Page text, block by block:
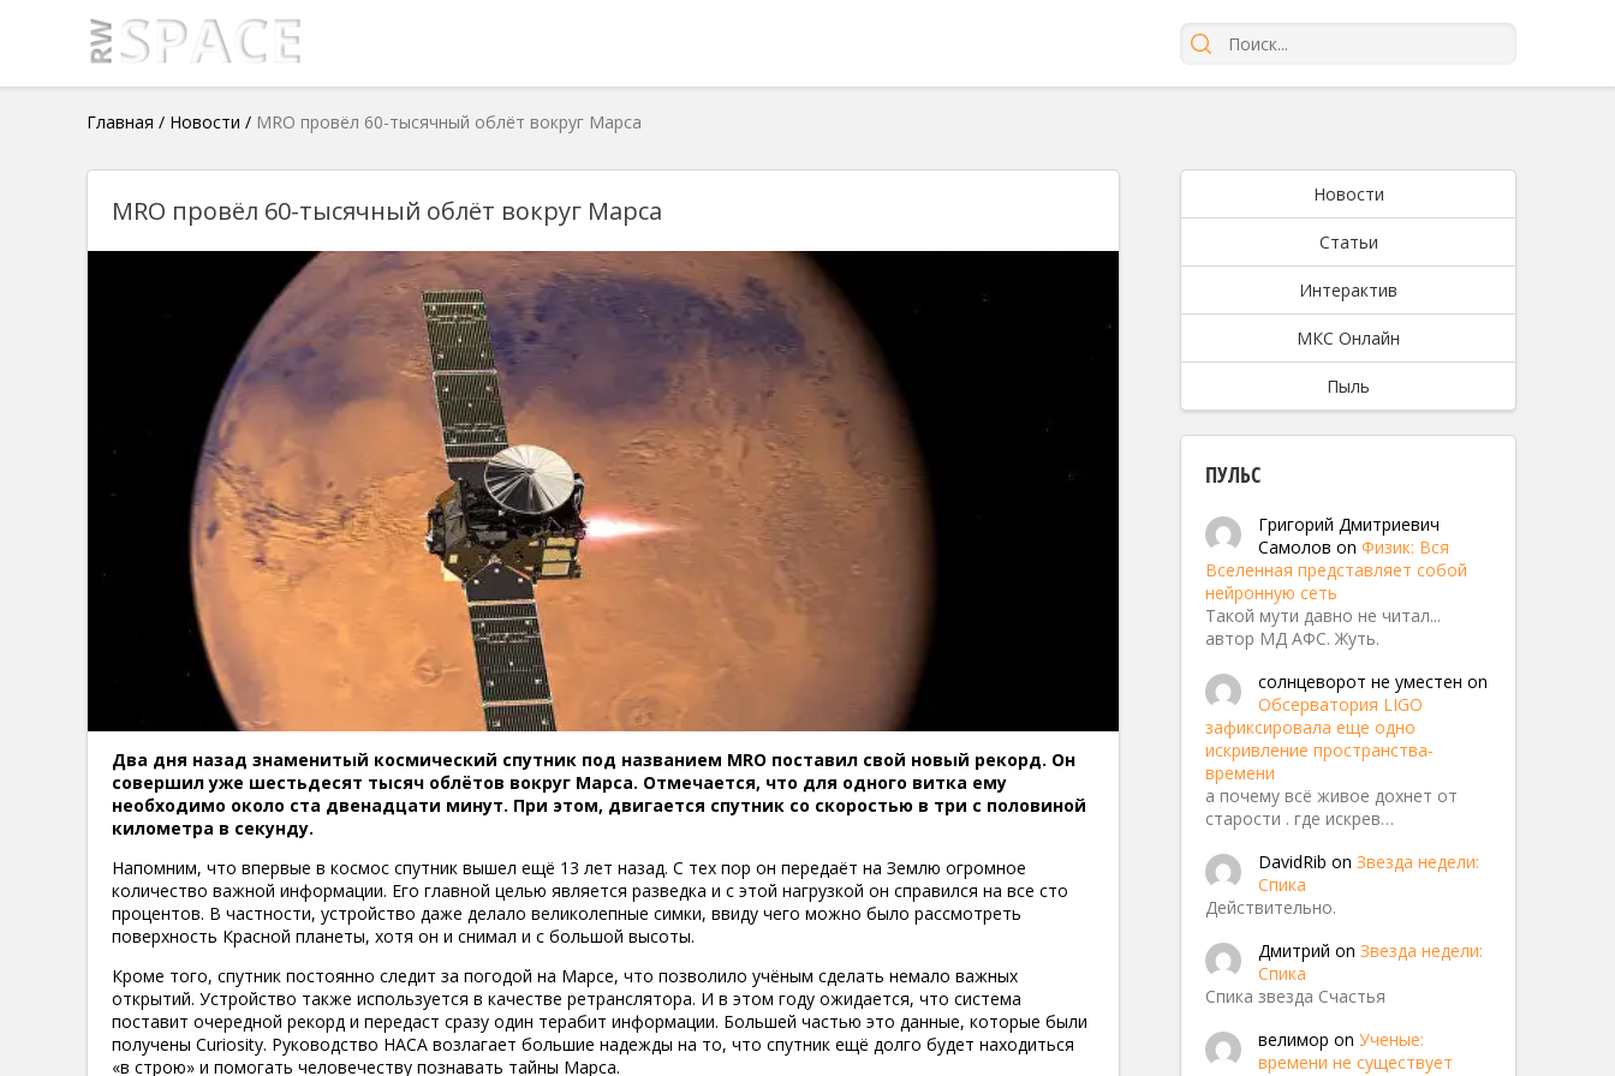
Главная / Новости / MRO провёл 60-тысячный облёт вокруг Марса
MRO провёл 60-тысячный облёт вокруг Марса
Два дня назад знаменитый космический спутник под названием MRO поставил свой новый рекорд. Он
совершил уже шестьдесят тысяч облётов вокруг Марса. Отмечается, что для одного витка ему
необходимо около ста двенадцати минут. При этом, двигается спутник со скоростью в три с половиной
километра в секунду.
Напомним, что впервые в космос спутник вышел ещё 13 лет назад. С тех пор он передаёт на Землю огромное
количество важной информации. Его главной целью является разведка и с этой нагрузкой он справился на все сто
процентов. В частности, устройство даже делало великолепные симки, ввиду чего можно было рассмотреть
поверхность Красной планеты, хотя он и снимал и с большой высоты.
Кроме того, спутник постоянно следит за погодой на Марсе, что позволило учёным сделать немало важных
открытий. Устройство также используется в качестве ретранслятора. И в этом году ожидается, что система
поставит очередной рекорд и передаст сразу один терабит информации. Большей частью это данные, которые были
получены Curiosity. Руководство НАСА возлагает большие надежды на то, что спутник ещё долго будет находиться
«в строю» и помогать человечеству познавать тайны Марса.
Новости
Статьи
Интерактив
МКС Онлайн
Пыль
ПУЛЬС
Григорий Дмитриевич
Самолов on Физик: Вся
Вселенная представляет собой
нейронную сеть
Такой мути давно не читал...
автор МД АФС. Жуть.
солнцеворот не уместен on
Обсерватория LIGO
зафиксировала еще одно
искривление пространства-
времени
а почему всё живое дохнет от
старости . где искрев…
DavidRib on Звезда недели:
Спика
Действительно.
Дмитрий on Звезда недели:
Спика
Спика звезда Счастья
велимор on Ученые:
времени не существует